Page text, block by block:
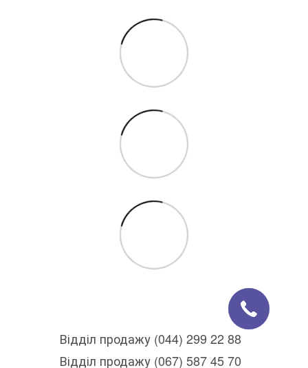
Відділ продажу (044) 299 22 88
Відділ продажу (067) 587 45 70